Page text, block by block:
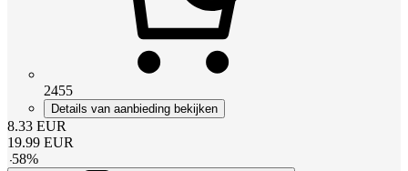
2455
Details van aanbieding bekijken
8.33 EUR
19.99 EUR
-58%